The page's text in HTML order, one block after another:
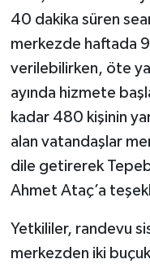
40 dakika süren
merkezde haftada
verilebilirken, öte
ayında hizmete
kadar 480 kişinin
alan vatandaşlar
dile getirerek
Ahmet Ataç’a
Yetkililer, randevu
merkezden iki